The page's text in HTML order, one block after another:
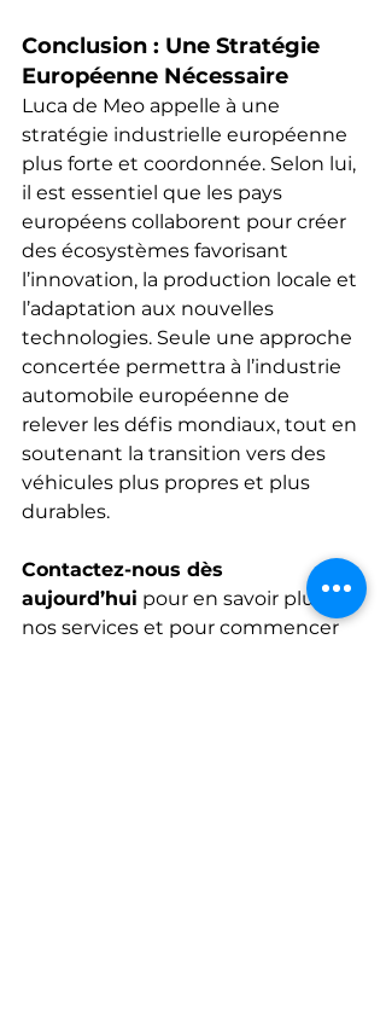
Conclusion : Une Stratégie
Européenne Nécessaire
Luca de Meo appelle à une
stratégie industrielle européenne
plus forte et coordonnée. Selon lui,
il est essentiel que les pays
européens collaborent pour créer
des écosystèmes favorisant
l’innovation, la production locale et
l’adaptation aux nouvelles
technologies. Seule une approche
concertée permettra à l’industrie
automobile européenne de
relever les défis mondiaux, tout en
soutenant la transition vers des
véhicules plus propres et plus
durables.
Contactez-nous dès
aujourd’hui pour en savoir plus sur
nos services et pour commencer